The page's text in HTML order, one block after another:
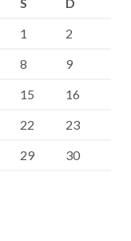
1
2
8
9
15
16
22
23
29
30